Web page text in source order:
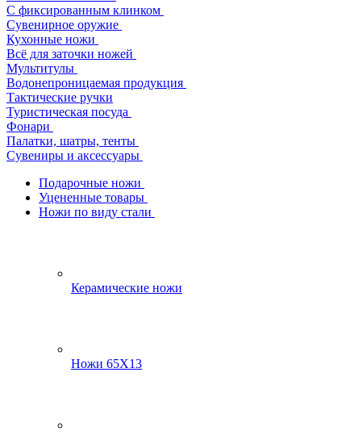
С фиксированным клинком
Сувенирное оружие
Кухонные ножи
Всё для заточки ножей
Мультитулы
Водонепроницаемая продукция
Тактические ручки
Туристическая посуда
Фонари
Палатки, шатры, тенты
Сувениры и аксессуары
Подарочные ножи
Уцененные товары
Ножи по виду стали
Керамические ножи
Ножи 65Х13